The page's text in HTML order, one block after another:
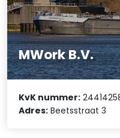
MWork B.V.
KvK nummer:
Adres: Beetsstraat 3